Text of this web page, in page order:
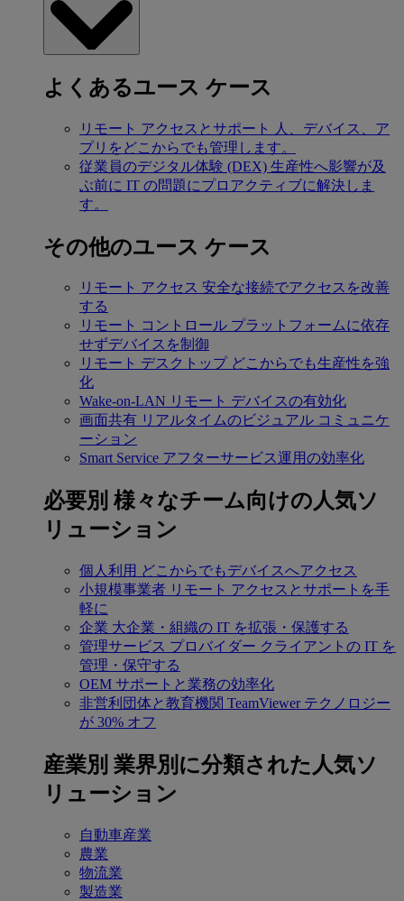
よくあるユース ケース
リモート アクセスとサポート
人、デバイス、ア
プリをどこからでも管理します。
従業員のデジタル体験 (DEX) 生産性へ影響が及
ぶ前に IT の問題にプロアクティブに解決しま
す。
その他のユース ケース
リモート アクセス 安全な接続でアクセスを改善
する
リモート コントロール プラットフォームに依存
せずデバイスを制御
リモート デスクトップ どこからでも生産性を強
化
Wake-on-LAN リモート デバイスの有効化
画面共有 リアルタイムのビジュアル コミュニケ
ーション
Smart Service アフターサービス運用の効率化
必要別 様々なチーム向けの人気ソ
リューション
個人利用 どこからでもデバイスへアクセス
小規模事業者 リモート アクセスとサポートを手
軽に
企業 大企業・組織の IT を拡張・保護する
管理サービス プロバイダー クライアントの IT を
管理・保守する
OEM サポートと業務の効率化
非営利団体と教育機関 TeamViewer テクノロジー
が 30% オフ
産業別 業界別に分類された人気ソ
リューション
自動車産業
農業
物流業
製造業